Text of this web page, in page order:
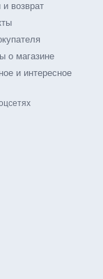
до
качество
возврат
о магазине
и интересное